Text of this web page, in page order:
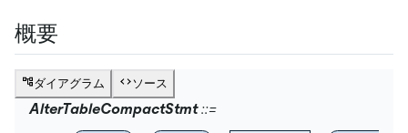
概要
ダイアグラム ソース
AlterTableCompactStmt